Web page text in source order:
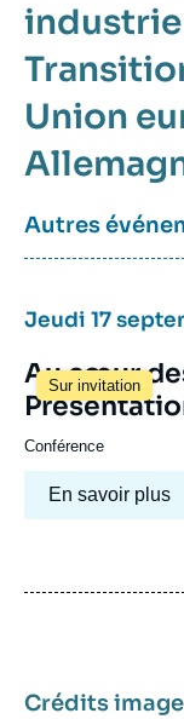
Union
Autres
Jeudi 17
Sur invitation
Au cœur
Conférence
En savoir plus
Crédits